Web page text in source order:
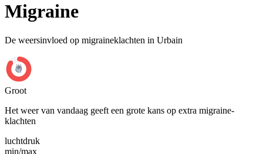
Migraine
De weersinvloed op migraineklachten in Urbain
Groot
Het weer van vandaag geeft een grote kans op extra migraine-
klachten
luchtdruk
min/max